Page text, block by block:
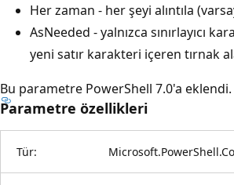
Her zaman - her şeyi alıntıla
AsNeeded - yalnızca sınırlayıcı
yeni satır karakteri içeren tırnak
Bu parametre PowerShell 7.0'a eklendi.
Parametre özellikleri
Tür: